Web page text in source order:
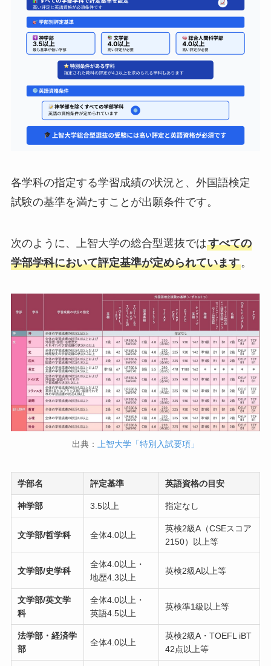
各学科の指定する学習成績の状況と、外国語検定
試験の基準を満たすことが出願条件です。
次のように、上智大学の総合型選抜ではすべての
学部学科において評定基準が定められています。
出典： 上智大学「特別入試要項」
学部名 評定基準 英語資格の目安
神学部 3.5以上 指定なし
文学部/哲学科 全体4.0以上
英検2級A（CSEスコア
2150）以上等
文学部/史学科
全体4.0以上・
地歴4.3以上
英検2級A以上等
文学部/英文学
科
全体4.0以上・
英語4.5以上
英検準1級以上等
法学部・経済学
部
全体4.0以上
英検2級A・TOEFL iBT
42点以上等